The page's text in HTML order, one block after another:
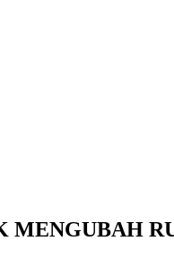
MENGUBAH